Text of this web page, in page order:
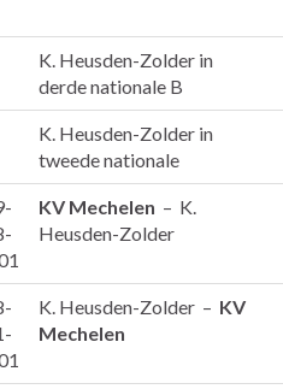
K. Heusden-Zolder in
derde nationale B
K. Heusden-Zolder in
tweede nationale
KV Mechelen – K.
Heusden-Zolder
K. Heusden-Zolder – KV
Mechelen